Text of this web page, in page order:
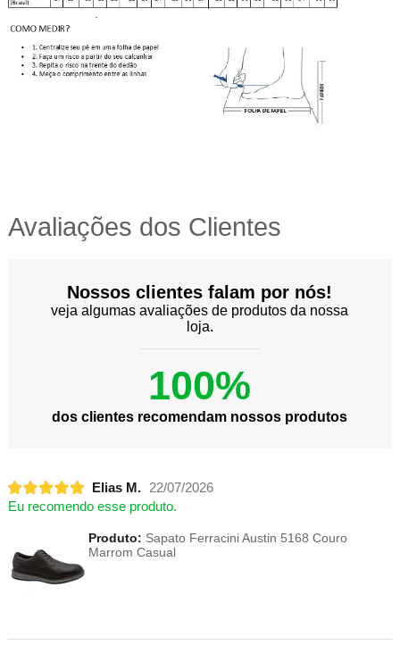
Avaliações dos Clientes
Nossos clientes falam por nós!
veja algumas avaliações de produtos da nossa
loja.
100%
dos clientes recomendam nossos produtos
Elias M.
22/07/2026
Eu recomendo esse produto.
Produto: Sapato Ferracini Austin 5168 Couro
Marrom Casual